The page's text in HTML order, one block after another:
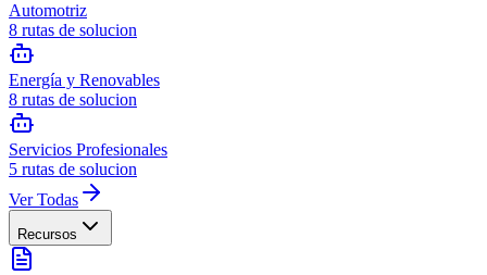
Automotriz
8 rutas de solucion
Energía y Renovables
8 rutas de solucion
Servicios Profesionales
5 rutas de solucion
Ver Todas
Recursos